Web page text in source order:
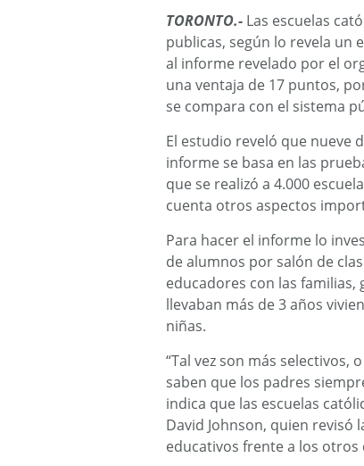
TORONTO.- Las escuelas
publicas, según lo revela un
al informe revelado por el
una ventaja de 17 puntos,
se compara con el sistema
El estudio reveló que nueve
informe se basa en las
que se realizó a 4.000
cuenta otros aspectos
Para hacer el informe lo
de alumnos por salón de
educadores con las familias,
llevaban más de 3 años
niñas.
“Tal vez son más selectivos,
saben que los padres
indica que las escuelas
David Johnson, quien revisó
educativos frente a los otros